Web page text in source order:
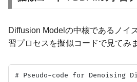
Diffusion Modelの中核であるノイ
習プロセスを擬似コードで見てみ
# Pseudo-code for Denoising